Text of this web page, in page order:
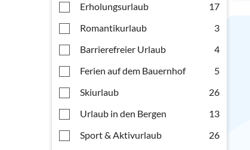
Erholungsurlaub
17
Romantikurlaub
3
Barrierefreier Urlaub
4
Ferien auf dem Bauernhof
5
Skiurlaub
26
Urlaub in den Bergen
13
Sport & Aktivurlaub
26